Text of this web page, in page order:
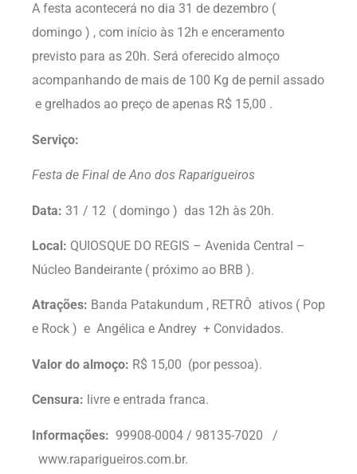
A festa acontecerá no dia 31 de dezembro (
domingo ) , com início às 12h e enceramento
previsto para as 20h. Será oferecido almoço
acompanhando de mais de 100 Kg de pernil assado
e grelhados ao preço de apenas R$ 15,00 .
Serviço:
Festa de Final de Ano dos Raparigueiros
Data: 31 / 12 ( domingo ) das 12h às 20h.
Local: QUIOSQUE DO REGIS – Avenida Central –
Núcleo Bandeirante ( próximo ao BRB ).
Atrações: Banda Patakundum , RETRÔ ativos ( Pop
e Rock ) e Angélica e Andrey + Convidados.
Valor do almoço: R$ 15,00 (por pessoa).
Censura: livre e entrada franca.
Informações: 99908-0004 / 98135-7020 /
www.raparigueiros.com.br.